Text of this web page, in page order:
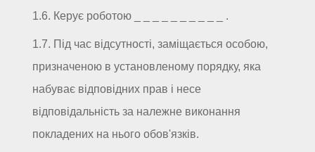
1.6. Керує роботою _ _ _ _ _ _ _ _ _ _ .
1.7. Під час відсутності, заміщається особою,
призначеною в установленому порядку, яка
набуває відповідних прав і несе
відповідальність за належне виконання
покладених на нього обов'язків.